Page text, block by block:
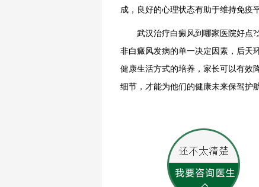
成，良好的心理状态有助于维持免疫
武汉治疗白癜风到哪家医院好点?
非白癜风发病的单一决定因素，后天
健康生活方式的培养，家长可以有效
细节，才能为他们的健康未来保驾护航